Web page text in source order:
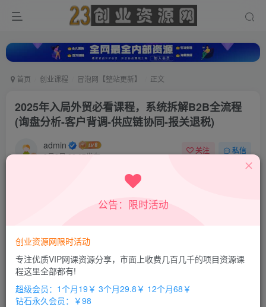
首页 创业课程 冒泡网【整站更新】 正文
2025年入局外贸必看课程，系统拆解B2B全流程
(询盘分析-客户背调-供应链协同-报关退税)
admin
8月2日 22:07发布
关注 私信
超级会员
立即购买
公告：限时活动
创业资源网限时活动
专注优质VIP网课资源分享，市面上收费几百几千的项目资源课
程这里全部都有!
超级会员：1个月19￥ 3个月29.8￥ 12个月68￥
钻石永久会员：￥98